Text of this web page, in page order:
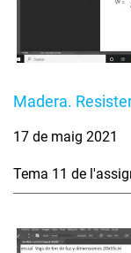
Madera.
17 de maig 2021
Tema 11 de